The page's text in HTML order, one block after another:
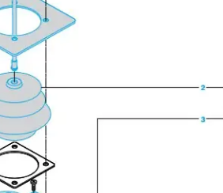
HMI Ekranlar
Fonksiyonlu Röleler
Hız Kontrol Cihazları
Kumanda Butonları ve Sinyal
Lambaları
Güç Kaynakları ve Trafolar
Minyatür Röleler
Enerji Analizatörleri